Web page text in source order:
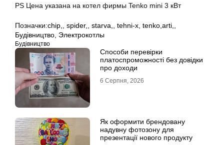
PS Цена указана на котел фирмы Tenko mini 3 кВт
Позначки:chip, spider, starva, tehni-x tenko,arti,
Будівництво Электрокотлы
Будівництво
Способи перевірки
платоспроможності без довідки
про доходи
6 Серпня, 2026
Як оформити брендовану
надувну фотозону для
презентації нового продукту